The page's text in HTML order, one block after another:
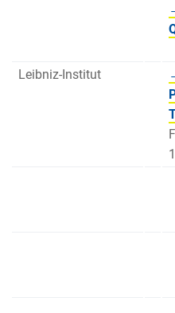
Leibniz-Institut